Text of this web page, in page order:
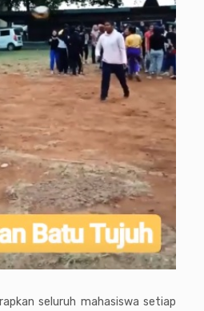
seluruh mahasiswa setiap